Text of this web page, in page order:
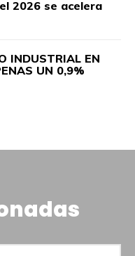
2026 se acelera
INDUSTRIAL EN
UN 0,9%